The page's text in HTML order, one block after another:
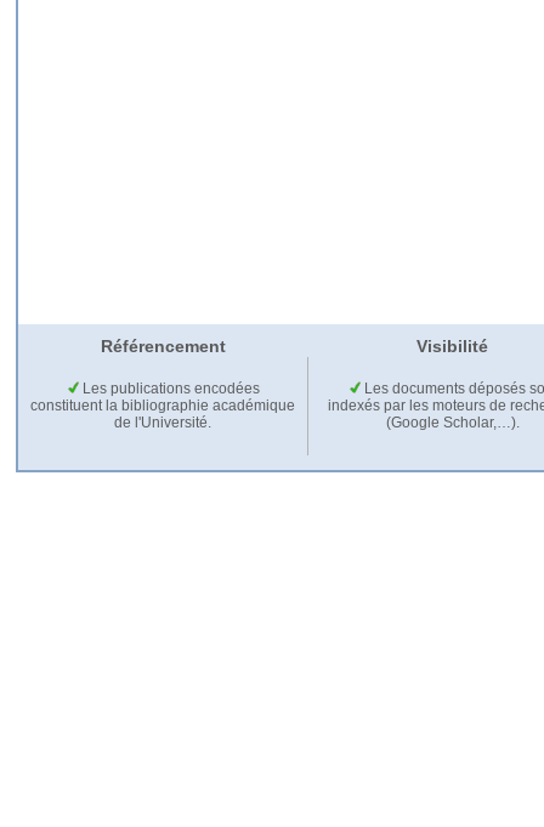
Référencement Visibilité
Les publications encodées
constituent la bibliographie académique
de l'Université.
Les documents déposés
indexés par les moteurs de
(Google Scholar,…).